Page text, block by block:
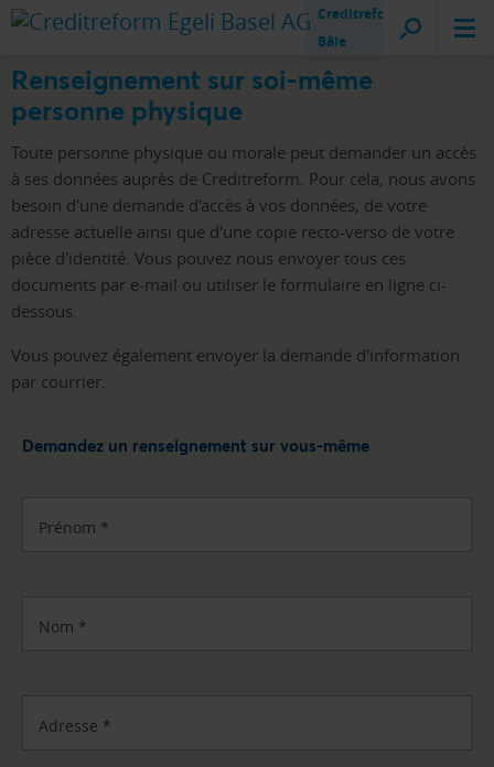
Creditreform
Bâle
Renseignement sur soi-même
personne physique
Toute personne physique ou morale peut demander un accès
à ses données auprès de Creditreform. Pour cela, nous avons
besoin d'une demande d'accès à vos données, de votre
adresse actuelle ainsi que d'une copie recto-verso de votre
pièce d'identité. Vous pouvez nous envoyer tous ces
documents par e-mail ou utiliser le formulaire en ligne ci-
dessous.
Vous pouvez également envoyer la demande d'information
par courrier.
Demandez un renseignement sur vous-même
Prénom *
Nom *
Adresse *